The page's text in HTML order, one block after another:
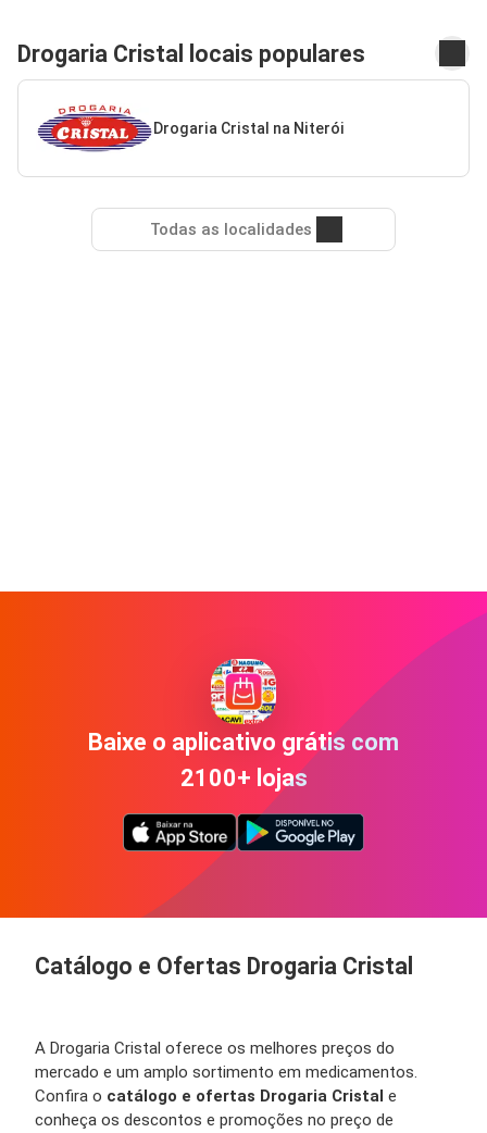
Drogaria Cristal locais populares
Drogaria Cristal na Niterói
Todas as localidades
Baixe o aplicativo grátis com
2100+ lojas
Catálogo e Ofertas Drogaria Cristal
A Drogaria Cristal oferece os melhores preços do
mercado e um amplo sortimento em medicamentos.
Confira o catálogo e ofertas Drogaria Cristal e
conheça os descontos e promoções no preço de